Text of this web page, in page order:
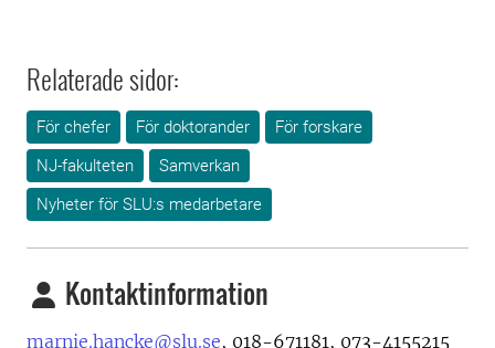
Relaterade sidor:
För chefer För doktorander
För forskare
NJ-fakulteten
Samverkan
Nyheter för SLU:s medarbetare
Kontaktinformation
marnie.hancke@slu.se, 018-671181, 073-4155215